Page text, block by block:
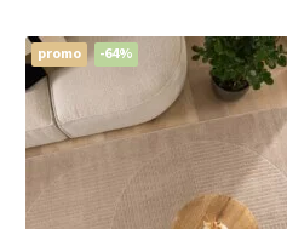
promo -64%